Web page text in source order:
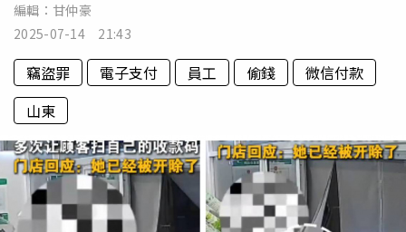
編輯： 甘仲豪
2025-07-14 21:43
竊盜罪 電子支付 員工 偷錢
微信付款
山東